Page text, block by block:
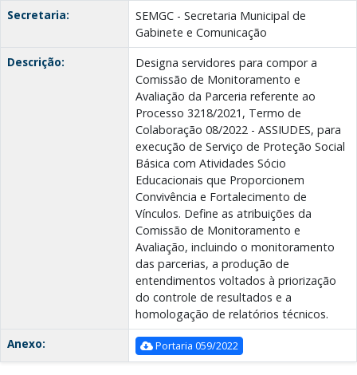
Secretaria:
SEMGC - Secretaria Municipal de
Gabinete e Comunicação
Descrição:
Designa servidores para compor a
Comissão de Monitoramento e
Avaliação da Parceria referente ao
Processo 3218/2021, Termo de
Colaboração 08/2022 - ASSIUDES, para
execução de Serviço de Proteção Social
Básica com Atividades Sócio
Educacionais que Proporcionem
Convivência e Fortalecimento de
Vínculos. Define as atribuições da
Comissão de Monitoramento e
Avaliação, incluindo o monitoramento
das parcerias, a produção de
entendimentos voltados à priorização
do controle de resultados e a
homologação de relatórios técnicos.
Anexo:
Portaria 059/2022